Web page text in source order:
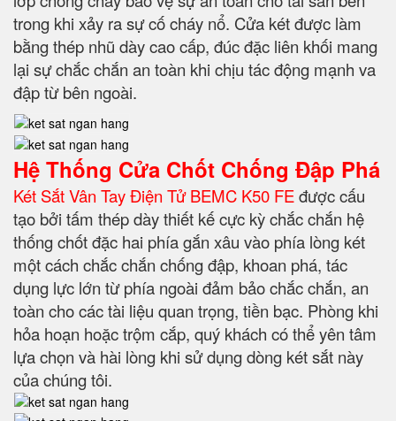
trong khi xảy ra sự cố cháy nổ. Cửa két được làm
bằng thép nhũ dày cao cấp, đúc đặc liên khối mang
lại sự chắc chắn an toàn khi chịu tác động mạnh va
đập từ bên ngoài.
Hệ Thống Cửa Chốt Chống Đập Phá
Két Sắt Vân Tay Điện Tử BEMC K50 FEđược cấu
tạo bởi tấm thép dày thiết kế cực kỳ chắc chắn hệ
thống chốt đặc hai phía gắn xâu vào phía lòng két
một cách chắc chắn chống đập, khoan phá, tác
dụng lực lớn từ phía ngoài đảm bảo chắc chắn, an
toàn cho các tài liệu quan trọng, tiền bạc. Phòng khi
hỏa hoạn hoặc trộm cắp, quý khách có thể yên tâm
lựa chọn và hài lòng khi sử dụng dòng két sắt này
của chúng tôi.